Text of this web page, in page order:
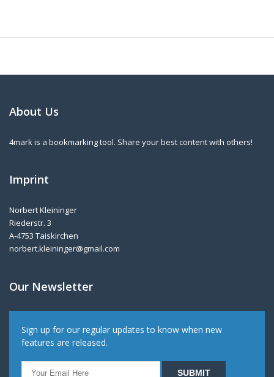
About Us
4mark is a bookmarking tool. Share your best content with others!
Imprint
Norbert Kleininger
Riederstr. 3
A-4753 Taiskirchen
norbert.kleininger@gmail.com
Our Newsletter
Sign up for our regular updates to know when new
features are released.